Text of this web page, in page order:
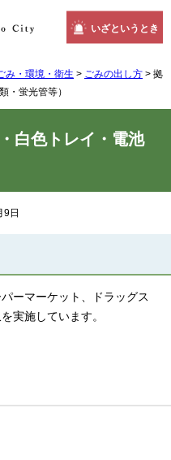
いざというとき
み・環境・衛生 > ごみの出し方 > 拠
・蛍光管等）
白色トレイ・電池
日
ーマーケット、ドラッグス
実施しています。